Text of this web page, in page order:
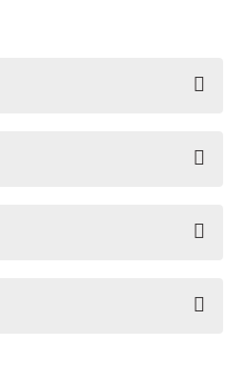
kullanarak tarafımıza